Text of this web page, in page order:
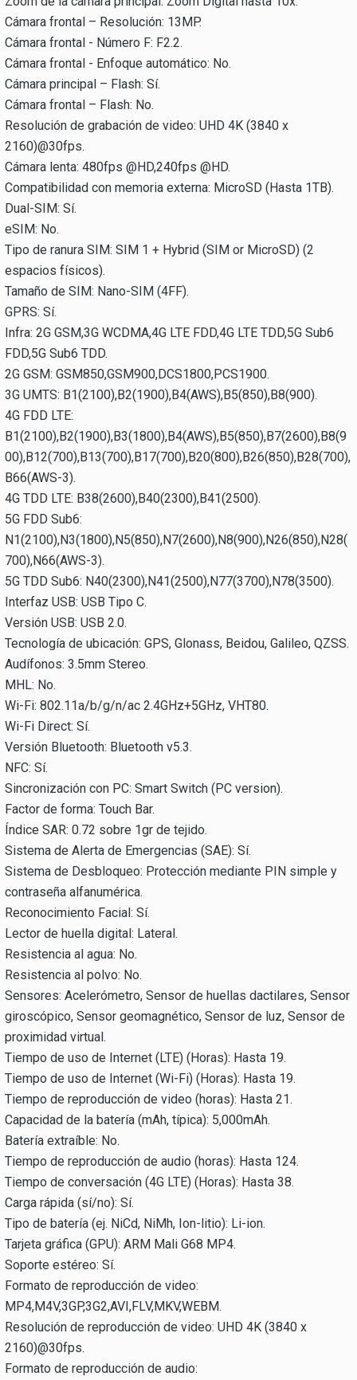
Cámara frontal – Resolución: 13MP.
Cámara frontal - Número F: F2.2.
Cámara frontal - Enfoque automático: No.
Cámara principal – Flash: Sí.
Cámara frontal – Flash: No.
Resolución de grabación de video: UHD 4K (3840 x
2160)@30fps.
Cámara lenta: 480fps @HD,240fps @HD.
Compatibilidad con memoria externa: MicroSD (Hasta 1TB).
Dual-SIM: Sí.
eSIM: No.
Tipo de ranura SIM: SIM 1 + Hybrid (SIM or MicroSD) (2
espacios físicos).
Tamaño de SIM: Nano-SIM (4FF).
GPRS: Sí.
Infra: 2G GSM,3G WCDMA,4G LTE FDD,4G LTE TDD,5G Sub6
FDD,5G Sub6 TDD.
2G GSM: GSM850,GSM900,DCS1800,PCS1900.
3G UMTS: B1(2100),B2(1900),B4(AWS),B5(850),B8(900).
4G FDD LTE:
B1(2100),B2(1900),B3(1800),B4(AWS),B5(850),B7(2600),B8(9
00),B12(700),B13(700),B17(700),B20(800),B26(850),B28(700),
B66(AWS-3).
4G TDD LTE: B38(2600),B40(2300),B41(2500).
5G FDD Sub6:
N1(2100),N3(1800),N5(850),N7(2600),N8(900),N26(850),N28(
700),N66(AWS-3).
5G TDD Sub6: N40(2300),N41(2500),N77(3700),N78(3500).
Interfaz USB: USB Tipo C.
Versión USB: USB 2.0.
Tecnología de ubicación: GPS, Glonass, Beidou, Galileo, QZSS.
Audífonos: 3.5mm Stereo.
MHL: No.
Wi-Fi: 802.11a/b/g/n/ac 2.4GHz+5GHz, VHT80.
Wi-Fi Direct: Sí.
Versión Bluetooth: Bluetooth v5.3.
NFC: Sí.
Sincronización con PC: Smart Switch (PC version).
Factor de forma: Touch Bar.
Índice SAR: 0.72 sobre 1gr de tejido.
Sistema de Alerta de Emergencias (SAE): Sí.
Sistema de Desbloqueo: Protección mediante PIN simple y
contraseña alfanumérica.
Reconocimiento Facial: Sí.
Lector de huella digital: Lateral.
Resistencia al agua: No.
Resistencia al polvo: No.
Sensores: Acelerómetro, Sensor de huellas dactilares, Sensor
giroscópico, Sensor geomagnético, Sensor de luz, Sensor de
proximidad virtual.
Tiempo de uso de Internet (LTE) (Horas): Hasta 19.
Tiempo de uso de Internet (Wi-Fi) (Horas): Hasta 19.
Tiempo de reproducción de video (horas): Hasta 21.
Capacidad de la batería (mAh, típica): 5,000mAh.
Batería extraíble: No.
Tiempo de reproducción de audio (horas): Hasta 124.
Tiempo de conversación (4G LTE) (Horas): Hasta 38.
Carga rápida (sí/no): Sí.
Tipo de batería (ej. NiCd, NiMh, Ion-litio): Li-ion.
Tarjeta gráfica (GPU): ARM Mali G68 MP4.
Soporte estéreo: Sí.
Formato de reproducción de video:
MP4,M4V,3GP,3G2,AVI,FLV,MKV,WEBM.
Resolución de reproducción de video: UHD 4K (3840 x
2160)@30fps.
Formato de reproducción de audio: